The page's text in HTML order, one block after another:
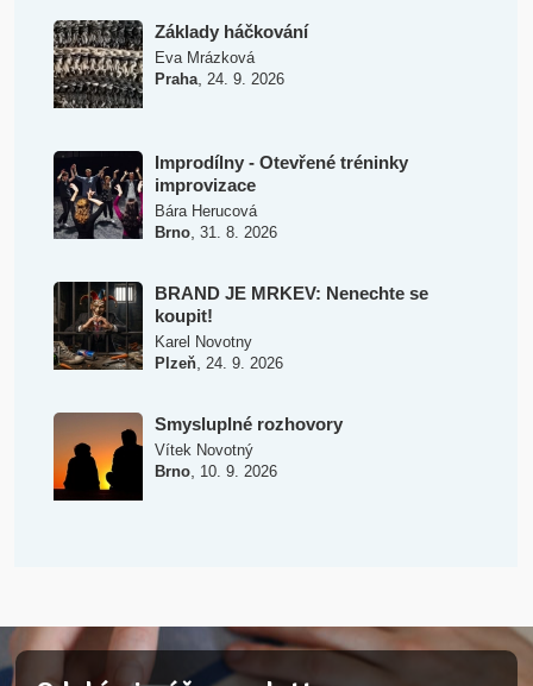
Základy háčkování
Eva Mrázková
Praha, 24. 9. 2026
Improdílny - Otevřené tréninky
improvizace
Bára Herucová
Brno, 31. 8. 2026
BRAND JE MRKEV: Nenechte se
koupit!
Karel Novotny
Plzeň, 24. 9. 2026
Smysluplné rozhovory
Vítek Novotný
Brno, 10. 9. 2026